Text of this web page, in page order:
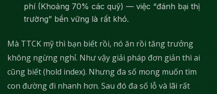
phí (Khoảng 70% các quỹ) — việc “đánh bại thị
trường” bền vững là rất khó.
Mà TTCK mỹ thì bạn biết rồi, nó ăn rồi tăng trưởng
không ngừng nghỉ. Như vậy giải pháp đơn giản thì ai
cũng biết (hold index). Nhưng đa số mong muốn tìm
con đường đi nhanh hơn. Sau đó đa số lỗ và lãi rất